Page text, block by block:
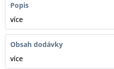
Popis
více
Obsah dodávky
více